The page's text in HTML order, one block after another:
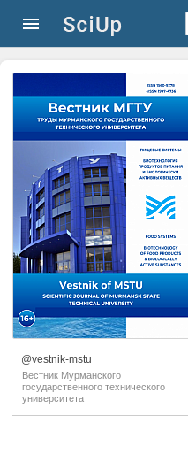
@vestnik-mstu
Вестник Мурманского
государственного технического
университета